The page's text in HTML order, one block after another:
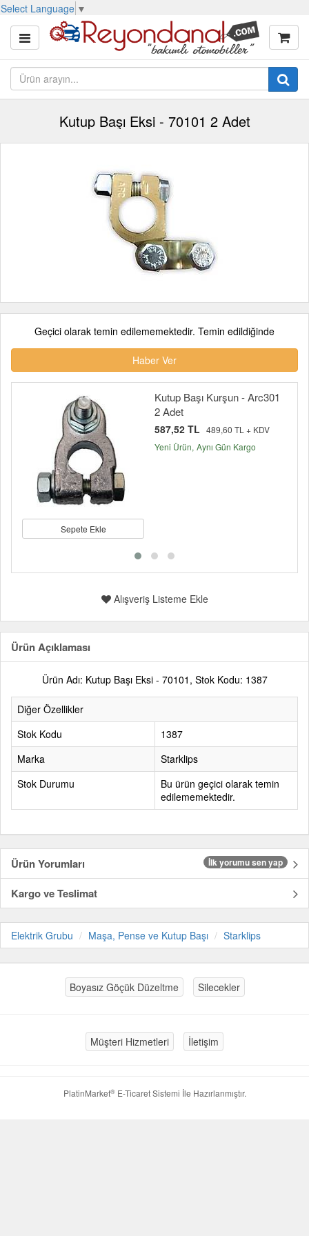
Select Language ▼
Kutup Başı Eksi - 70101 2 Adet
Geçici olarak temin edilememektedir. Temin edildiğinde
Haber Ver
Sepete Ekle
Kutup Başı Kurşun - Arc301
2 Adet
587,52 TL 489,60 TL + KDV
Yeni Ürün Aynı Gün Kargo
Alışveriş Listeme Ekle
Ürün Açıklaması
Ürün Adı: Kutup Başı Eksi - 70101, Stok Kodu: 1387
Diğer Özellikler
Stok Kodu
1387
Marka
Starklips
Stok Durumu
Bu ürün geçici olarak temin
edilememektedir.
Ürün Yorumları İlk yorumu sen yap
Kargo ve Teslimat
Elektrik Grubu Maşa, Pense ve Kutup Başı Starklips
Boyasız Göçük Düzeltme Silecekler
Müşteri Hizmetleri İletişim
PlatinMarket®E-Ticaret Sistemi İle Hazırlanmıştır.